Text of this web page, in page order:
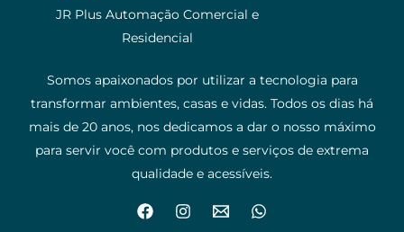
JR Plus Automação Comercial e
Residencial
Somos apaixonados por utilizar a tecnologia para
transformar ambientes, casas e vidas. Todos os dias há
mais de 20 anos, nos dedicamos a dar o nosso máximo
para servir você com produtos e serviços de extrema
qualidade e acessíveis.